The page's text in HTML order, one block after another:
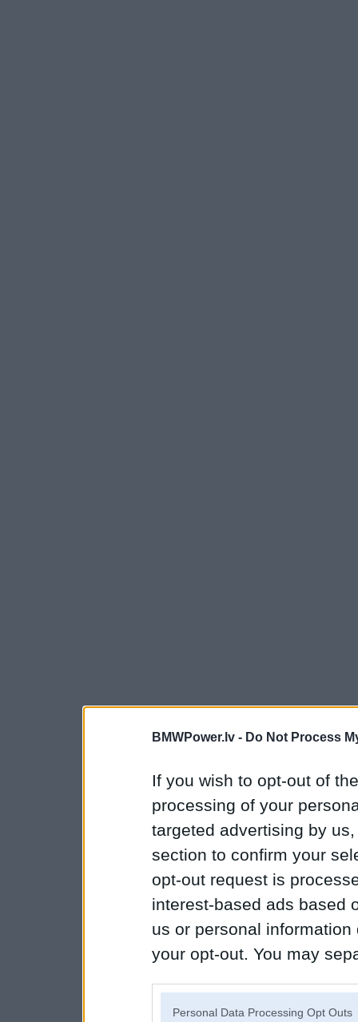
BMWPower.lv - Do Not Process
If you wish to opt-out of
processing of your
targeted advertising by
section to confirm your
opt-out request is
interest-based ads based
us or personal
your opt-out. You may
Personal Data Processing Opt Outs